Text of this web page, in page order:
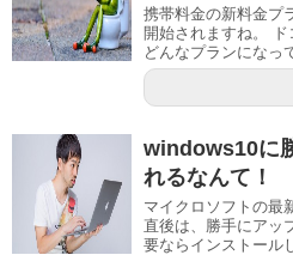
携帯料金の新料金プ
開始されますね。 ド
どんなプランになっ
windows10に
れるなんて！
マイクロソフトの最
直後は、勝手にアッ
要ならインストール